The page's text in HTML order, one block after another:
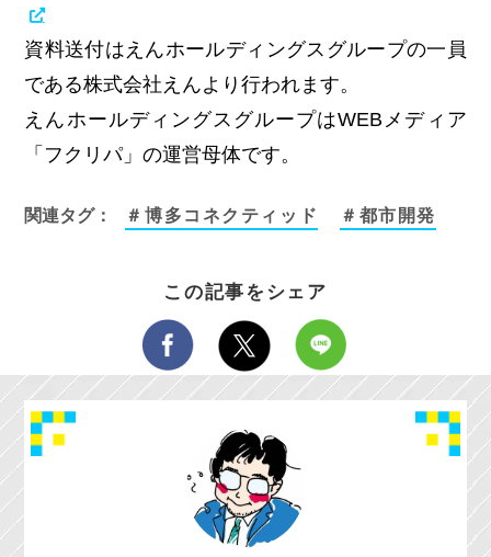
資料送付はえんホールディングスグループの一員
である株式会社えんより行われます。
えんホールディングスグループはWEBメディア
「フクリパ」の運営母体です。
関連タグ： ＃博多コネクティッド ＃都市開発
この記事をシェア